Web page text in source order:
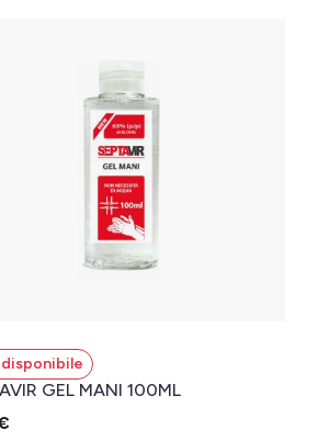
GEL MANI 100ML